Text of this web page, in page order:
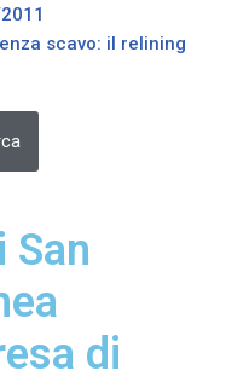
scavo: il relining
San
di